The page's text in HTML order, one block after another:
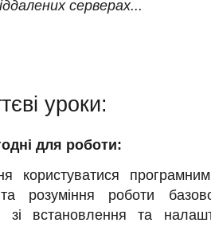
серверах...
уроки:
для роботи:
розуміння роботи
встановлення та